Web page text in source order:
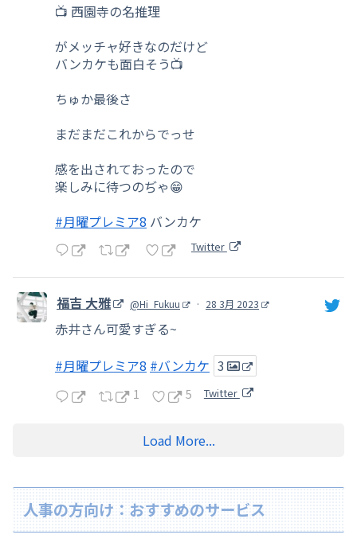
📺 西園寺の名推理
がメッチャ好きなのだけど
バンカケも面白そう📺
ちゅか最後さ
まだまだこれからでっせ
感を出されておったので
楽しみに待つのぢゃ😁
#月曜プレミア8 バンカケ
Twitter
福吉 大雅 @Hi_Fukuu · 28 3月 2023
赤井さん可愛すぎる~
#月曜プレミア8 #バンカケ 3
1 5 Twitter
Load More...
人事の方向け：おすすめのサービス